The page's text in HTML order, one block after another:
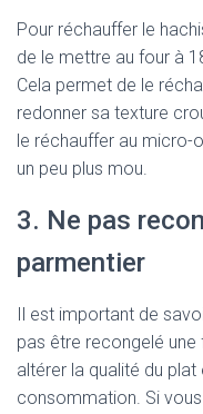
Pour réchauffer le
de le mettre au four à
Cela permet de le
redonner sa texture
le réchauffer au micro-
un peu plus mou.
3. Ne pas
parmentier
Il est important de
pas être recongelé une
altérer la qualité du
consommation. Si